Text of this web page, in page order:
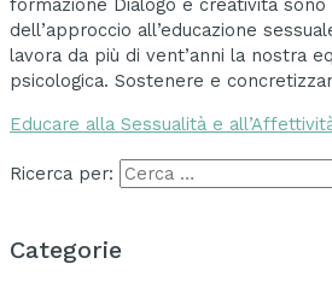
formazione Dialogo e creatività
dell’approccio all’educazione
lavora da più di vent’anni la nostra
psicologica. Sostenere e
Educare alla Sessualità e
Ricerca per:
Categorie